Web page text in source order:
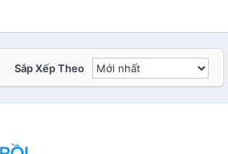
Sắp Xếp Theo